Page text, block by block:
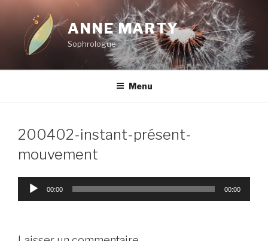
contenu
principal
ANNE MARTY
Sophrologue
Menu
200402-instant-présent-
mouvement
Lecteur
00:00 00:00